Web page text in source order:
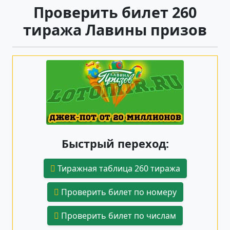
Проверить билет 260
тиража Лавины призов
Быстрый переход:
Тиражная таблица 260 тиража
Проверить билет по номеру
Проверить билет по числам